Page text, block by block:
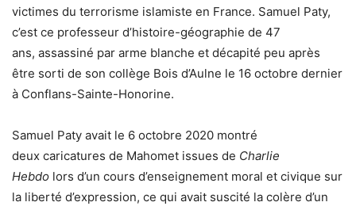
victimes du terrorisme islamiste en France. Samuel Paty,
c’est ce professeur d’histoire-géographie de 47
ans, assassiné par arme blanche et décapité peu après
être sorti de son collège Bois d’Aulne le 16 octobre dernier
à Conflans-Sainte-Honorine.
Samuel Paty avait le 6 octobre 2020 montré
deux caricatures de Mahomet issues de Charlie
Hebdo lors d’un cours d’enseignement moral et civique sur
la liberté d’expression, ce qui avait suscité la colère d’un